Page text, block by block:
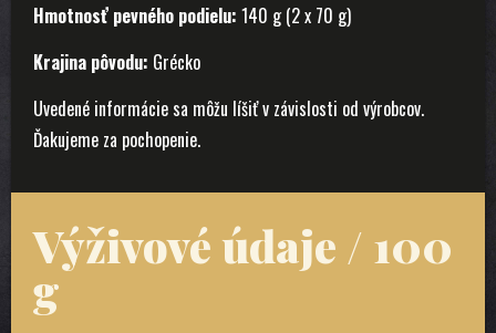
Hmotnosť pevného podielu: 140 g (2 x 70 g)
Krajina pôvodu: Grécko
Uvedené informácie sa môžu líšiť v závislosti od výrobcov.
Ďakujeme za pochopenie.
Výživové údaje / 100
g